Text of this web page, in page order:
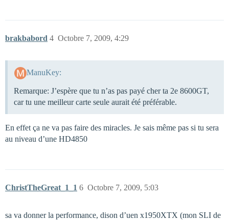
brakbabord Octobre 7, 2009, 4:29
4
ManuKey:
Remarque: J’espère que tu n’as pas payé cher ta 2e 8600GT,
car tu une meilleur carte seule aurait été préférable.
En effet ça ne va pas faire des miracles. Je sais même pas si tu sera
au niveau d’une HD4850
ChristTheGreat_1_1 Octobre 7, 2009, 5:03
6
sa va donner la performance, dison d’uen x1950XTX (mon SLI de